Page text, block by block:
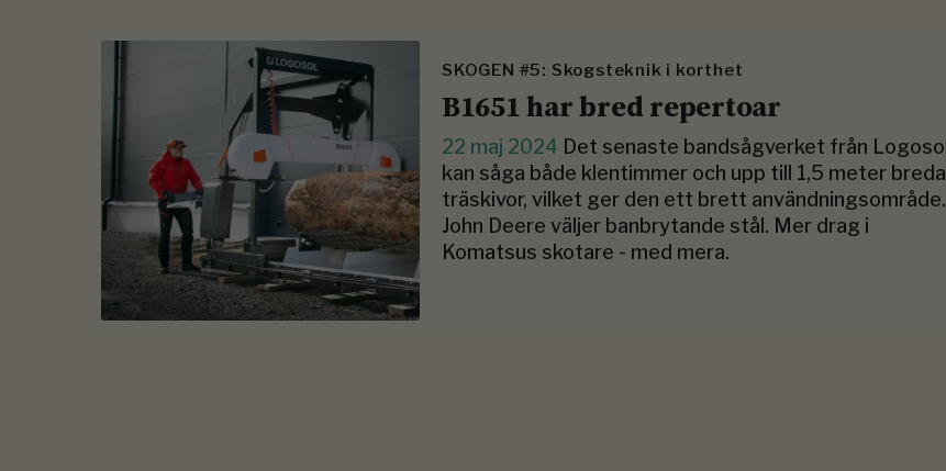
SKOGEN #5: Skogsteknik i korthet
B1651 har bred repertoar
22 maj 2024 Det senaste bandsågverket från Logosol
kan såga både klentimmer och upp till 1,5 meter breda
träskivor, vilket ger den ett brett användningsområde.
John Deere väljer banbrytande stål. Mer drag i
Komatsus skotare - med mera.